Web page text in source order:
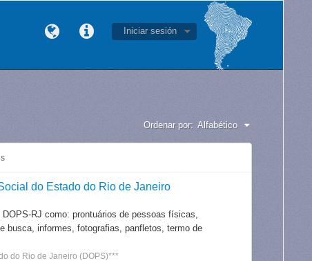
Iniciar sesión
Ordenar por: Alfabético
do Estado do Rio de Janeiro
RJ como: prontuários de pessoas físicas,
busca, informes, fotografias, panfletos, termo de
do Rio de Janeiro (DOPS)***